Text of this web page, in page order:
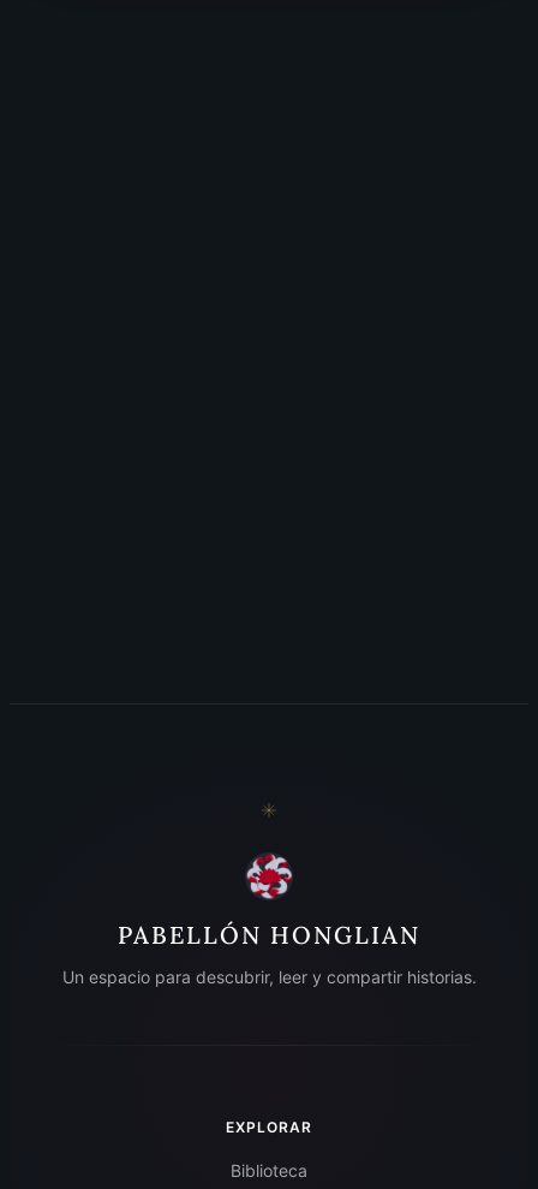
PABELLÓN HONGLIAN
Un espacio para descubrir, leer y compartir historias.
EXPLORAR
Biblioteca